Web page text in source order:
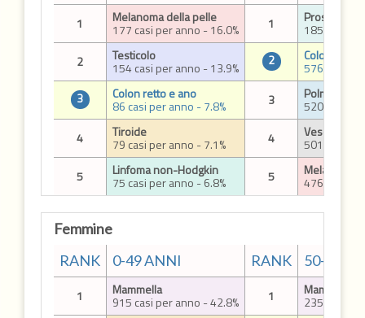
1 Melanoma della pelle
177 casi per anno - 16.0% 1 Prostata
1858 casi
2
Testicolo
154 casi per anno - 13.9% 2 Colon retto
576 casi
3
Colon retto e ano
86 casi per anno - 7.8% 3 Polmone
520 casi
4
Tiroide
79 casi per anno - 7.1% 4 Vescica
501 casi
5
Linfoma non-Hodgkin
75 casi per anno - 6.8% 5 Melanoma
476 casi
Femmine
RANK
0-49 ANNI RANK 50-69
1 Mammella
915 casi per anno - 42.8% 1 Mammella
2358 casi